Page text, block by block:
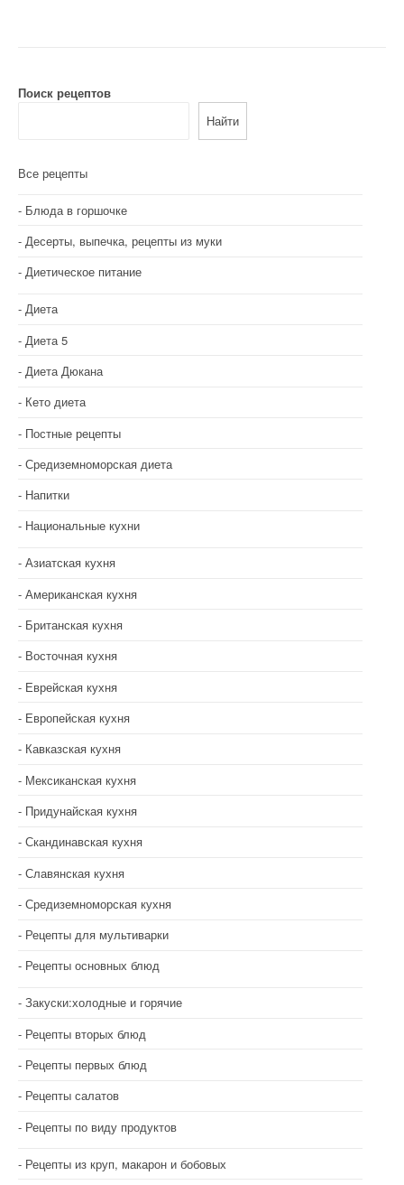
Поиск рецептов
Найти
Все рецепты
Блюда в горшочке
Десерты, выпечка, рецепты из муки
Диетическое питание
Диета
Диета 5
Диета Дюкана
Кето диета
Постные рецепты
Средиземноморская диета
Напитки
Национальные кухни
Азиатская кухня
Американская кухня
Британская кухня
Восточная кухня
Еврейская кухня
Европейская кухня
Кавказская кухня
Мексиканская кухня
Придунайская кухня
Скандинавская кухня
Славянская кухня
Средиземноморская кухня
Рецепты для мультиварки
Рецепты основных блюд
Закуски:холодные и горячие
Рецепты вторых блюд
Рецепты первых блюд
Рецепты салатов
Рецепты по виду продуктов
Рецепты из круп, макарон и бобовых